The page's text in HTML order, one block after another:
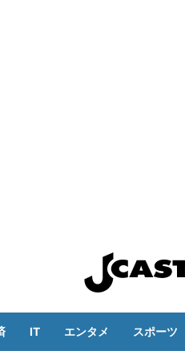
IT エンタメ スポーツ